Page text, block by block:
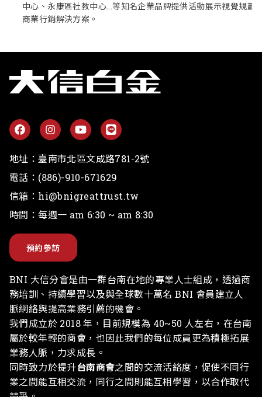
中心、永康區社教中心...等知名企業品牌提供活動展示視覺規劃與
商業行銷解決方案。
地址：臺南市北區文成路781-2號
電話： (886)-910-671629
信箱： hi@bnigreattrust.tw
時間：每週一 am 6:30 ~ am 8:30
預約參訪
BNI 大信分會是由一群台南在地的專業人士組成，透過商
務培訓、持續學習以及與全球數十萬名 BNI 會員建立人
脈網絡與提高業務引薦的機會。
我們成立於 2018 年，目前規模為 40~50 人左右，在台南
屬於較年輕的商會，也因此我們的每位成員更為積極拓展
業務人脈，力求成長。
同時致力於提升台南商會之間的交流活絡度，促使不同行
業之間能互相交流，同行之間則能互相學習，以合作取代